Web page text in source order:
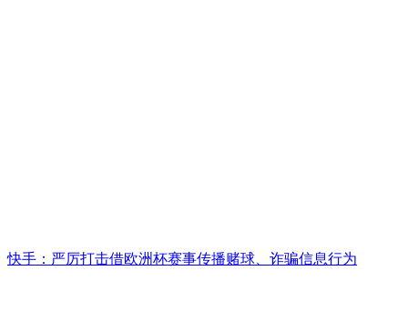
快手：严厉打击借欧洲杯赛事传播赌球、诈骗信息行为